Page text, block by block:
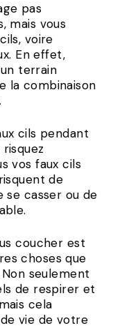
pas
mais vous
voire
En effet,
terrain
la combinaison
cils pendant
vos faux cils
de
se casser ou de
coucher est
choses que
seulement
de respirer et
cela
vie de votre